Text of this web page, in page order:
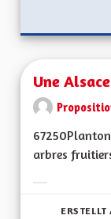
Une
arbres
ERSTELLT